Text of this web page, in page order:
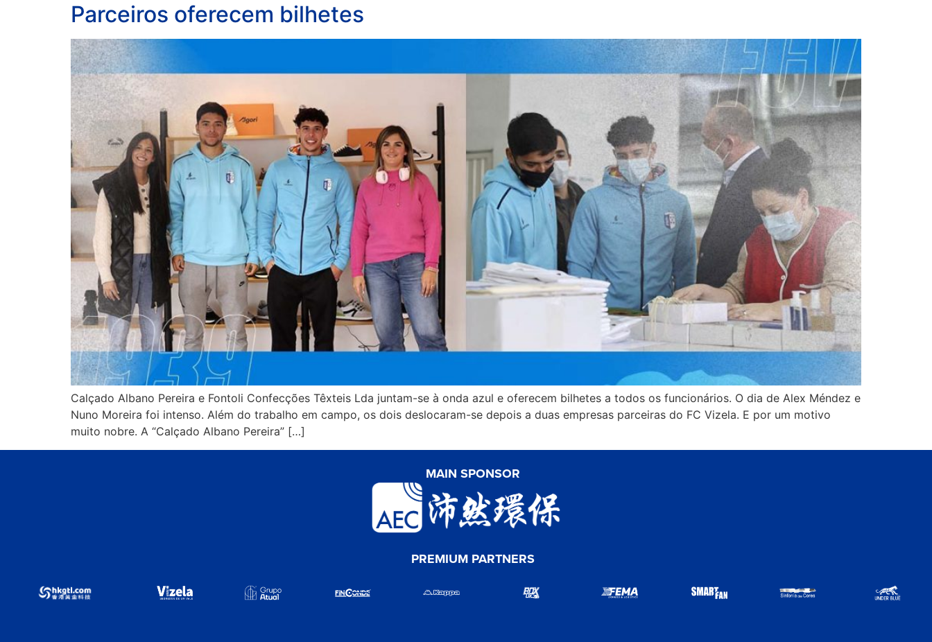
Parceiros oferecem bilhetes
Calçado Albano Pereira e Fontoli Confecções Têxteis Lda juntam-se à onda azul e oferecem bilhetes a todos os funcionários. O dia de Alex Méndez e
Nuno Moreira foi intenso. Além do trabalho em campo, os dois deslocaram-se depois a duas empresas parceiras do FC Vizela. E por um motivo
muito nobre. A “Calçado Albano Pereira” […]
MAIN SPONSOR
PREMIUM PARTNERS